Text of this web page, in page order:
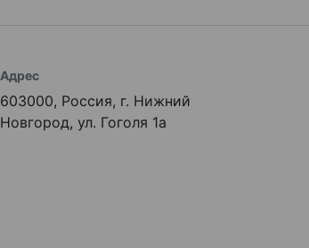
Адрес
603000, Россия, г. Нижний
Новгород, ул. Гоголя 1а